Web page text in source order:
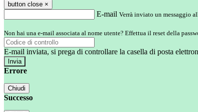
button close ×
E-mail Verrà inviato un messaggio
Non hai una e-mail associata al nome utente? Effettua il reset della
E-mail inviata, si prega di controllare la casella di posta
Errore
Chiudi
Successo